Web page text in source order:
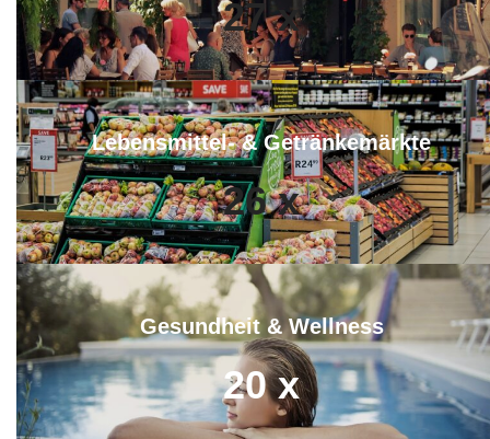
27 x
Lebensmittel- & Getränkemärkte
26 x
Gesundheit & Wellness
20 x